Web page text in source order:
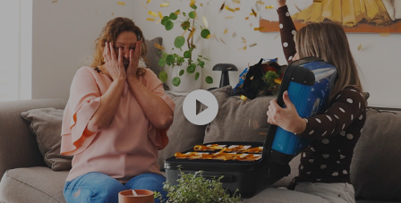
play_circle